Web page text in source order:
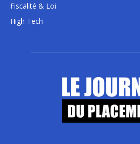
Fiscalité & Loi
High Tech